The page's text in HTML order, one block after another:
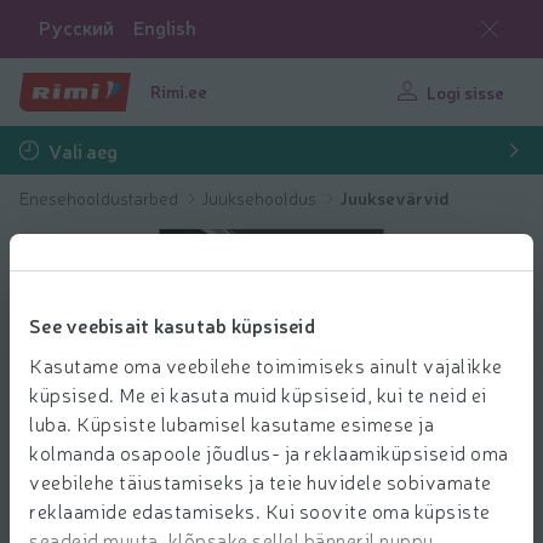
See veebisait kasutab küpsiseid
Kasutame oma veebilehe toimimiseks ainult vajalikke
küpsised. Me ei kasuta muid küpsiseid, kui te neid ei
luba. Küpsiste lubamisel kasutame esimese ja
kolmanda osapoole jõudlus- ja reklaamiküpsiseid oma
veebilehe täiustamiseks ja teie huvidele sobivamate
reklaamide edastamiseks. Kui soovite oma küpsiste
Русский English
Rimi.ee Logi sisse
Vali aeg
Enesehooldustarbed Juuksehooldus Juuksevärvid